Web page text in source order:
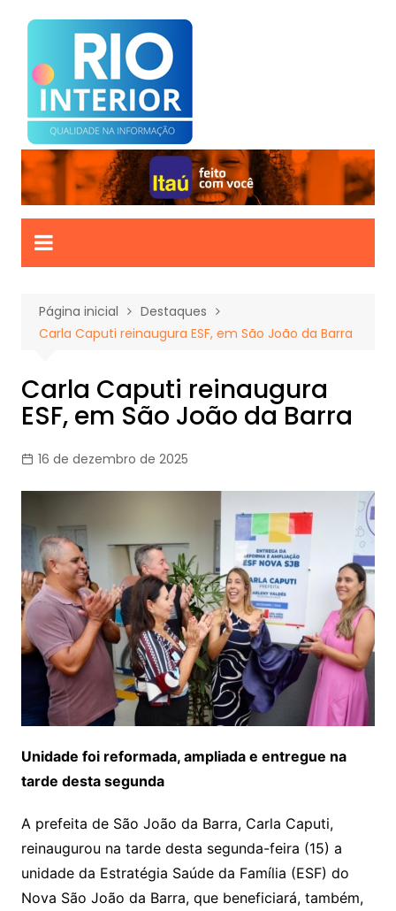
para
conteúdo
Página inicial
Destaques
Carla Caputi reinaugura ESF, em São João da Barra
Carla Caputi reinaugura
ESF, em São João da Barra
16 de dezembro de 2025
Unidade foi reformada, ampliada e entregue na
tarde desta segunda
A prefeita de São João da Barra, Carla Caputi,
reinaugurou na tarde desta segunda-feira (15) a
unidade da Estratégia Saúde da Família (ESF) do
Nova São João da Barra, que beneficiará, também,